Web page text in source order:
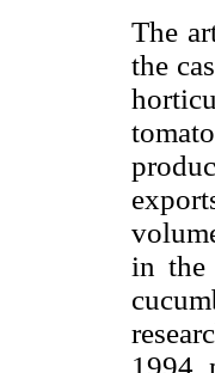
The
the
in the
1994